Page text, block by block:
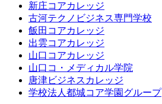
新庄コアカレッジ
古河テクノビジネス専門学校
飯田コアカレッジ
出雲コアカレッジ
山口コアカレッジ
山口コ・メディカル学院
唐津ビジネスカレッジ
学校法人都城コア学園グループ